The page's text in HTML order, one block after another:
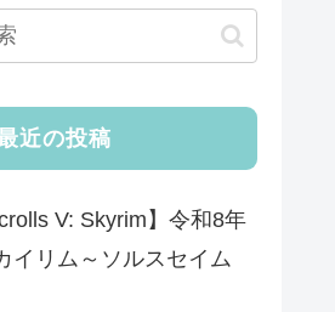
近の投稿
V: Skyrim】令和8年
イリム～ソルスセイム